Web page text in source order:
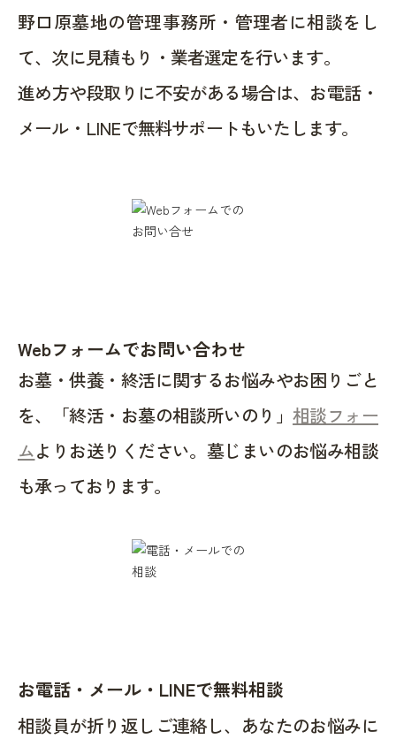
野口原墓地の管理事務所・管理者に相談をし
て、次に見積もり・業者選定を行います。
進め方や段取りに不安がある場合は、お電話・
メール・LINEで無料サポートもいたします。
Webフォームでお問い合わせ
お墓・供養・終活に関するお悩みやお困りごと
を、「終活・お墓の相談所いのり」相談フォー
ムよりお送りください。墓じまいのお悩み相談
も承っております。
お電話・メール・LINEで無料相談
相談員が折り返しご連絡し、あなたのお悩みに